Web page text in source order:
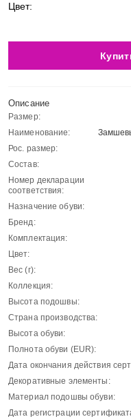
Цвет:
Описание
Размер:
Наименование:
Рос. размер:
Состав:
Номер декларации
соответствия:
Назначение обуви:
Бренд:
Комплектация:
Цвет:
Вес (г):
Коллекция:
Высота подошвы:
Страна производства:
Высота обуви:
Полнота обуви (EUR):
Дата окончания действия
Декоративные элементы:
Материал подошвы обуви:
Дата регистрации